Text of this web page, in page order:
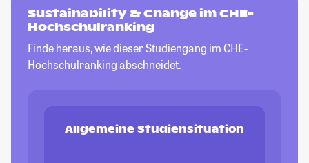
Sustainability & Change im CHE-
Hochschulranking
Finde heraus, wie dieser Studiengang im CHE-
Hochschulranking abschneidet.
Allgemeine Studiensituation